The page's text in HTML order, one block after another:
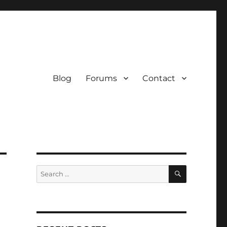
Blog Forums Contact
Search
for:
SEARCH